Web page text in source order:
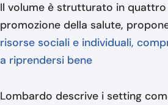
Il volume è strutturato in
promozione della salute,
risorse sociali e individuali,
a riprendersi bene
Lombardo descrive i setting